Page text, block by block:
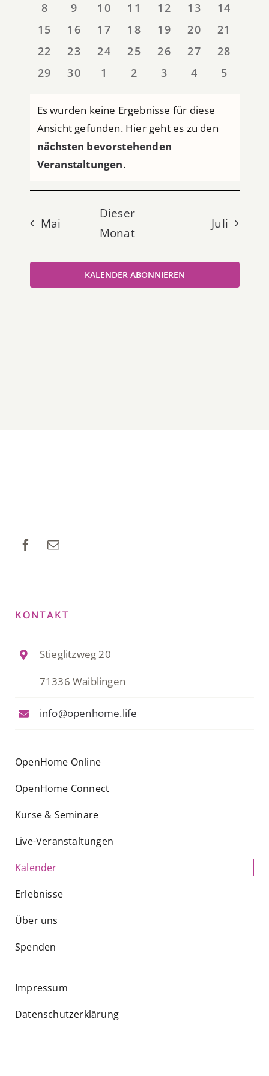
VERANSTALTUNGEN
0
8
0
9
0
10
0
11
0
12
0
13
0
14
0
15
0
16
0
17
0
18
0
19
0
20
0
21
0
22
0
23
0
24
0
25
0
26
0
27
0
28
0
29
0
30
0
1
0
2
0
3
0
4
0
5
Hinweis
Es wurden keine Ergebnisse für diese
Ansicht gefunden. Hier geht es zu den
nächsten bevorstehenden
Veranstaltungen.
Mai
Dieser
Monat
Juli
KALENDER ABONNIEREN
KONTAKT
Stieglitzweg 20
71336 Waiblingen
info@openhome.life
OpenHome Online
OpenHome Connect
Kurse & Seminare
Live-Veranstaltungen
Kalender
Erlebnisse
Über uns
Spenden
Impressum
Datenschutzerklärung